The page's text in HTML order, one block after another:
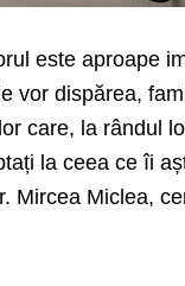
este aproape
vor dispărea,
care, la rândul
la ceea ce îi
Mircea Miclea,